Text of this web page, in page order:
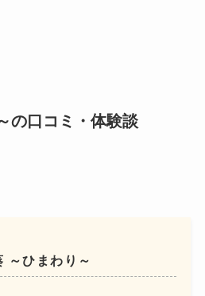
の口コミ・体験談
～ひまわり～